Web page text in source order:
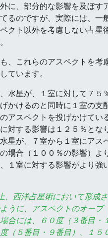
外に、部分的な影響を及ぼす
るのですが、実際には、一
クト以外を考慮しない占星
、これらのアスペクトを考
ています。
水星が、１室に対して７５
げかけるのと同時に１室の支
アスペクトを投げかけてい
対する影響は１２５％とな
星が、７室から１室にアス
場合（１００％の影響）よ
１室に対する影響がより強
、西洋占星術において形成
うに、アスペクトのオーブ
合には、６０度（３番目・
度（５番目・９番目）、１５